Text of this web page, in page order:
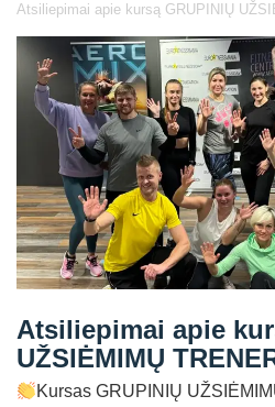
Apie Aeromix
Europos fitneso mokykla
EREPS
Anatomy Trains
Fascia Movement
Dėstytojai
Sėkmės istorijos
Atsiliepimai
Anatomy
Fascia
Konvencijos
Atsiliepimai apie kursą GRUPINIŲ
Atsiliepimai apie
UŽSIĖMIMŲ
Kursas GRUPINIŲ